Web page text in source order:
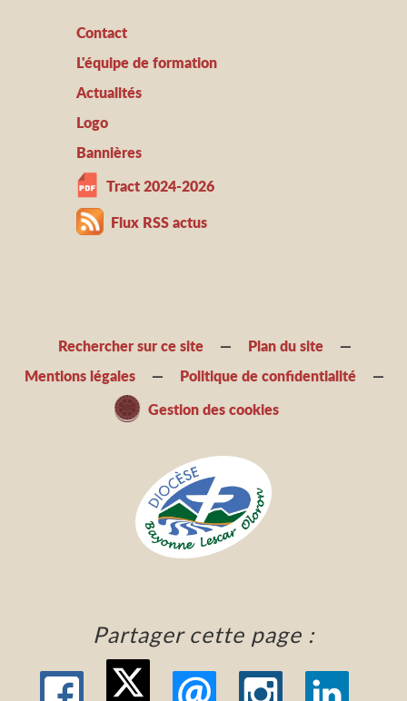
Contact
L'équipe de formation
Actualités
Logo
Bannières
Tract 2024-2026
Flux RSS actus
Rechercher sur ce site
Plan du site
Mentions légales
Politique de confidentialité
Gestion des cookies
Partager cette page :